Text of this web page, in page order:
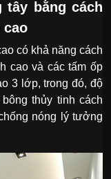
tây bằng cách
cao
có khả năng cách
cao và các tấm ốp
3 lớp, trong đó, độ
thủy tinh cách
nóng lý tưởng